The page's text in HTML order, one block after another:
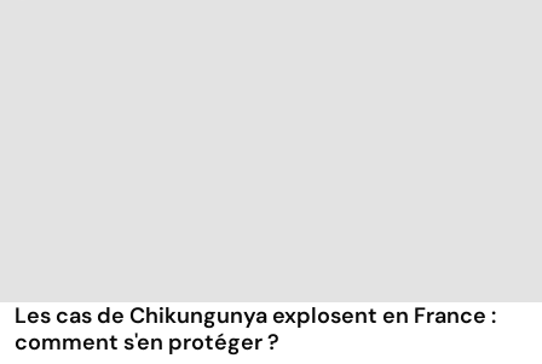
Les cas de Chikungunya explosent en France :
comment s'en protéger ?